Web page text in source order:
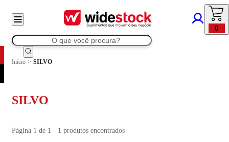
0
Início > SILVO
SILVO
Página 1 de 1 - 1 produtos encontrados